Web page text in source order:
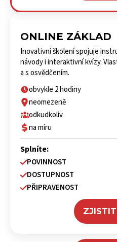
ONLINE ZÁKLAD
Inovativní školení spojuje
návody i interaktivní kvízy.
a s osvědčením.
obvykle 2 hodiny
neomezeně
odkudkoliv
na míru
Splníte:
POVINNOST
DOSTUPNOST
PŘIPRAVENOST